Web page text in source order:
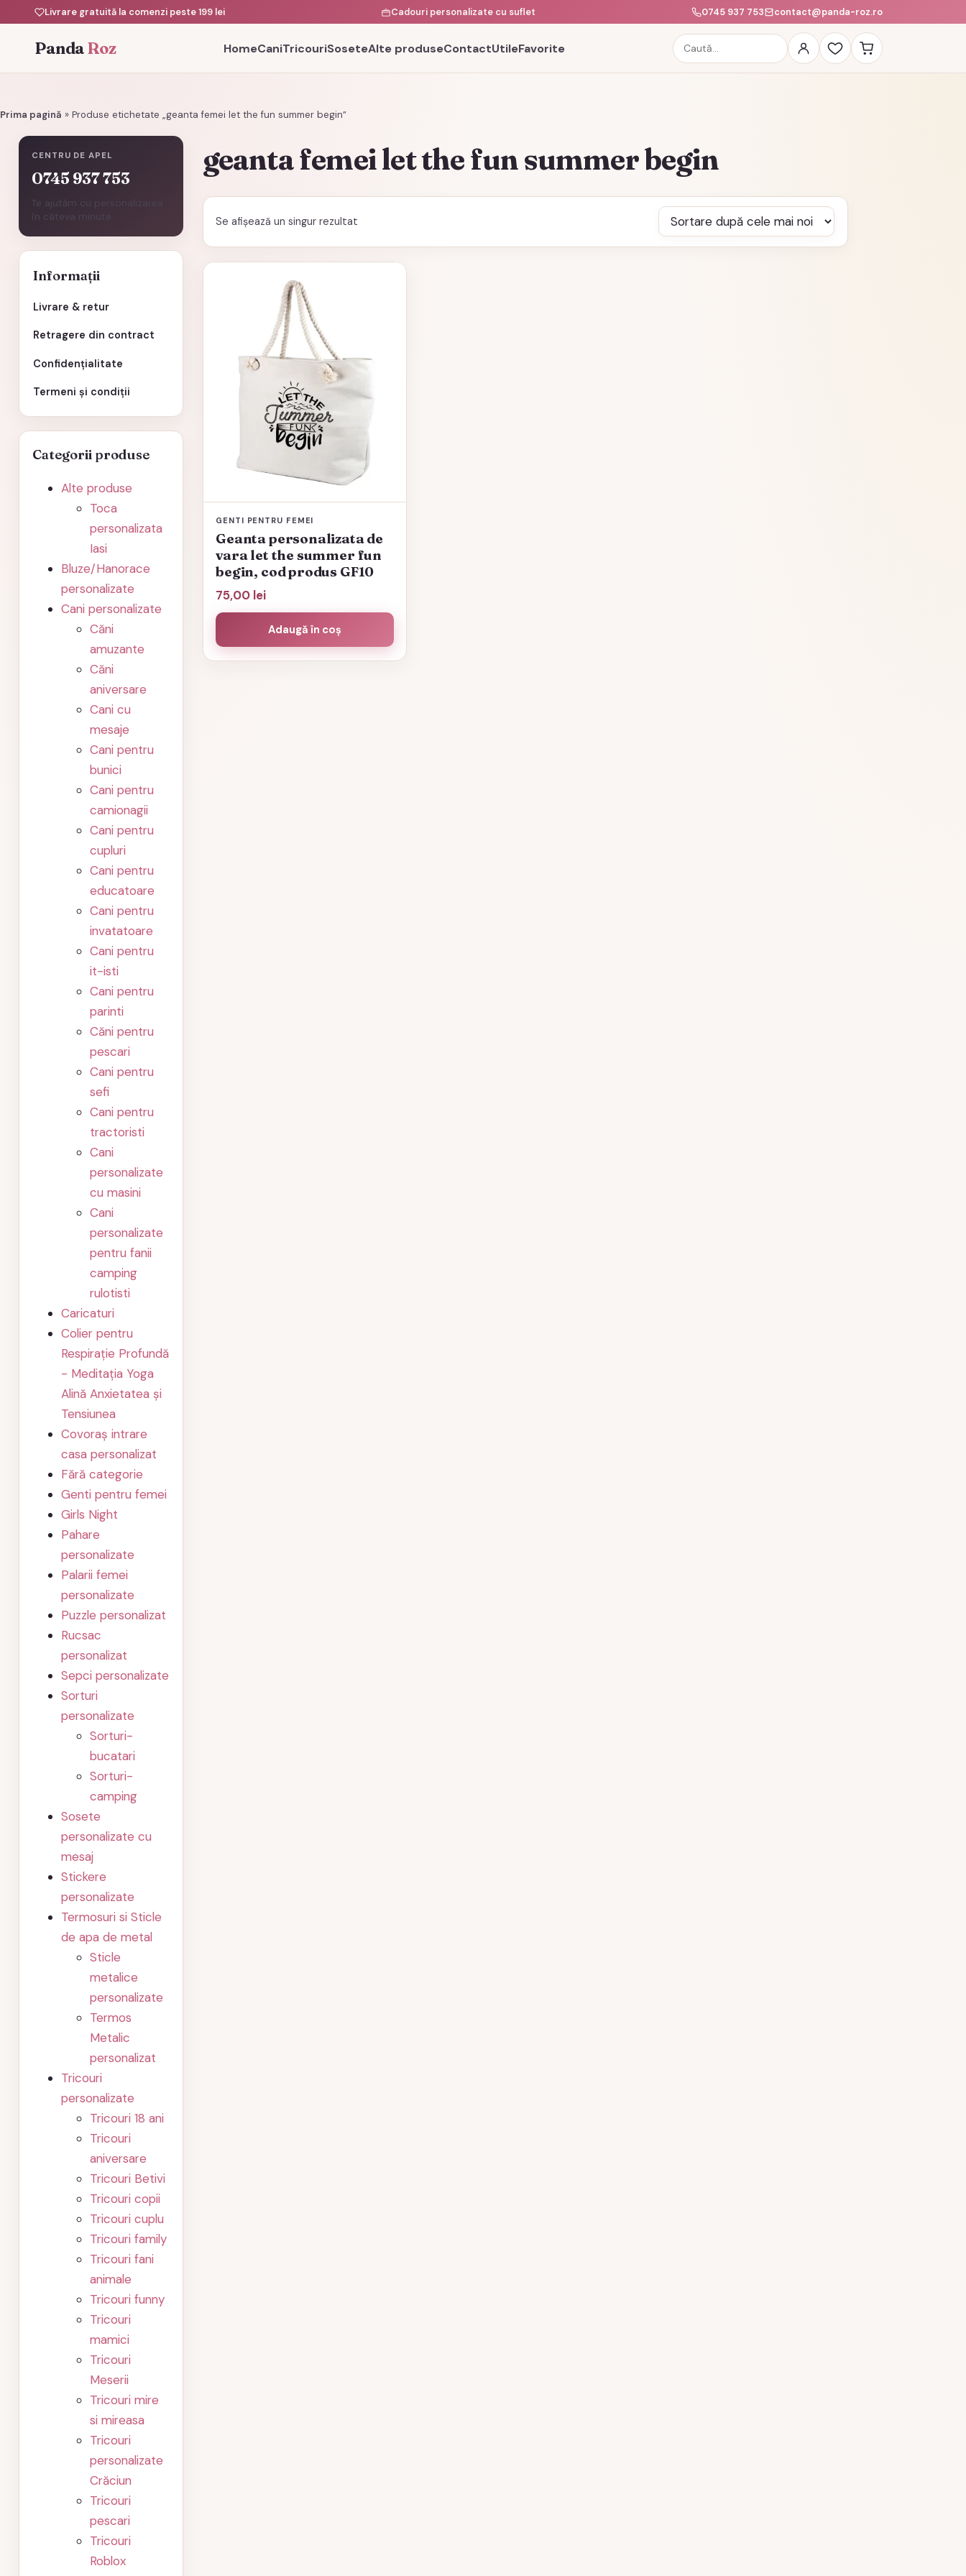
Livrare gratuită la comenzi peste 199 lei Cadouri personalizate cu suflet 0745 937 753 contact@panda-roz.ro
PandaRoz HomeCaniTricouriSoseteAlte produseContactUtileFavorite
Caută
produse
Prima pagină » Produse etichetate „geanta femei let the fun summer begin”
CENTRU DE APEL
0745 937 753
Te ajutăm cu personalizarea
în câteva minute.
Informații
Livrare & retur
Retragere din contract
Confidențialitate
Termeni și condiții
Categorii produse
Alte produse
Toca
personalizata
Iasi
Bluze/Hanorace
personalizate
Cani personalizate
Căni
amuzante
Căni
aniversare
Cani cu
mesaje
Cani pentru
bunici
Cani pentru
camionagii
Cani pentru
cupluri
Cani pentru
educatoare
Cani pentru
invatatoare
Cani pentru
it-isti
Cani pentru
parinti
Căni pentru
pescari
Cani pentru
sefi
Cani pentru
tractoristi
Cani
personalizate
cu masini
Cani
personalizate
pentru fanii
camping
rulotisti
Caricaturi
Colier pentru
Respirație Profundă
- Meditația Yoga
Alină Anxietatea și
Tensiunea
Covoraș intrare
casa personalizat
Fără categorie
Genti pentru femei
Girls Night
Pahare
personalizate
Palarii femei
personalizate
Puzzle personalizat
Rucsac
personalizat
Sepci personalizate
Sorturi
personalizate
Sorturi-
bucatari
Sorturi-
camping
Sosete
personalizate cu
mesaj
Stickere
personalizate
Termosuri si Sticle
de apa de metal
Sticle
metalice
personalizate
Termos
Metalic
personalizat
Tricouri
personalizate
Tricouri 18 ani
Tricouri
aniversare
Tricouri Betivi
Tricouri copii
Tricouri cuplu
Tricouri family
Tricouri fani
animale
Tricouri funny
Tricouri
mamici
Tricouri
Meserii
Tricouri mire
si mireasa
Tricouri
personalizate
Crăciun
Tricouri
pescari
Tricouri
Roblox
geanta femei let the fun summer begin
Se afișează un singur rezultat
GENTI PENTRU FEMEI
Geanta personalizata de
vara let the summer fun
begin, cod produs GF10
75,00 lei
Adaugă în coș